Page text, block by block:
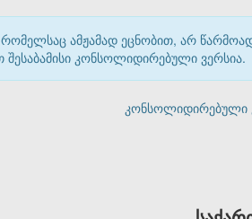
რომელსაც ამჟამად ეცნობით, არ
შესაბამისი კონსოლიდირებული ვერსია.
კონსოლიდირებული